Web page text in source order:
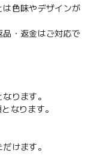
は色味やデザインが
品・返金はご対応で
ります。
なります。
けます。